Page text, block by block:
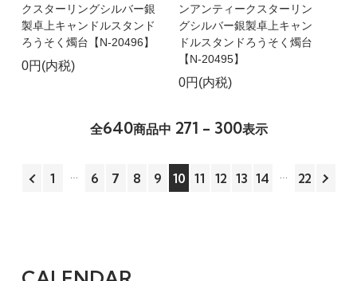
クスターリングシルバー銀
製卓上キャンドルスタンド
ろうそく燭台【N-20496】
0円(内税)
ンアンティークスターリン
グシルバー銀製卓上キャン
ドルスタンドろうそく燭台
【N-20495】
0円(内税)
全640商品中 271 - 300表示
1 6 7 8 9 10 11 12 13 14 22